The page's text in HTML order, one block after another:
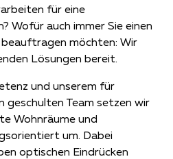
für eine
Wofür auch immer Sie einen
möchten: Wir
Lösungen bereit.
und unserem für
geschulten Team setzen wir
Wohnräume und
um. Dabei
optischen Eindrücken